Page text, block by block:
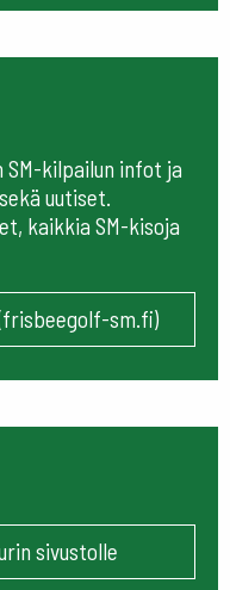
kilpailun infot ja
uutiset.
kaikkia SM-kisoja
sm.fi)
sivustolle